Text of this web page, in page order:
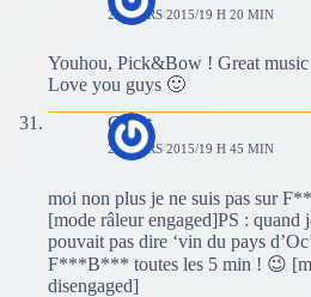
29 MARS 2015/19 H 20 MIN
Youhou, Pick&Bow ! Great music
Love you guys 🙂
Guest
29 MARS 2015/19 H 45 MIN
moi non plus je ne suis pas sur
[mode râleur engaged]PS : quand
pouvait pas dire ‘vin du pays
F***B*** toutes les 5 min ! 😉
disengaged]